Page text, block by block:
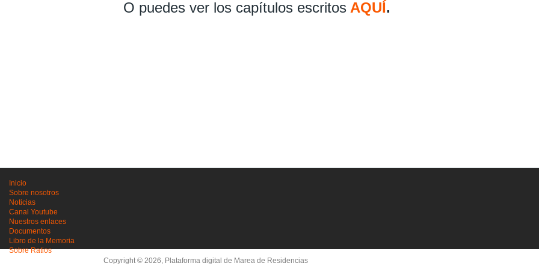
O puedes ver los capítulos escritos AQUÍ.
Inicio
Sobre nosotros
Noticias
Canal Youtube
Nuestros enlaces
Documentos
Libro de la Memoria
Sobre Ratios
Copyright © 2026, Plataforma digital de Marea de Residencias